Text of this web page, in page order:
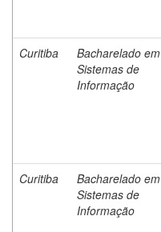
Curitiba
Bacharelado em
Sistemas de
Informação
Curitiba
Bacharelado em
Sistemas de
Informação